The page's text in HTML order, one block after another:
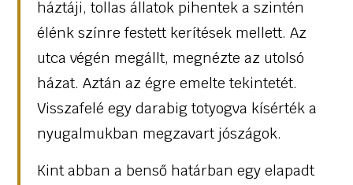
háztáji, tollas állatok pihentek a szintén
élénk színre festett kerítések mellett. Az
utca végén megállt, megnézte az utolsó
házat. Aztán az égre emelte tekintetét.
Visszafelé egy darabig totyogva kísérték a
nyugalmukban megzavart jószágok.
Kint abban a benső határban egy elapadt